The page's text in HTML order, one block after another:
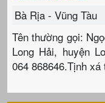
Bà Rịa - Vũng Tàu
Tên thường gọi:
Long Hải, huyện
064 868646.Tịnh